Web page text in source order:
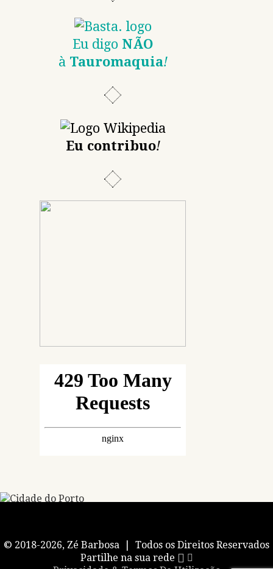
Eu digo NÃO
à Tauromaquia!
Eu contribuo!
© 2018-2026, Zé Barbosa | Todos os Direitos Reservados
Partilhe na sua rede